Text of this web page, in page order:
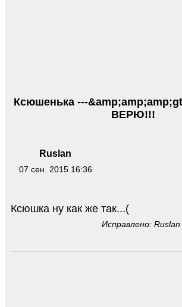
Ruslan
07 сен. 2015 16:36
Ксюшенька ---
ВЕРЮ!!!
Ксюшка ну как же так...(
Исправлено: